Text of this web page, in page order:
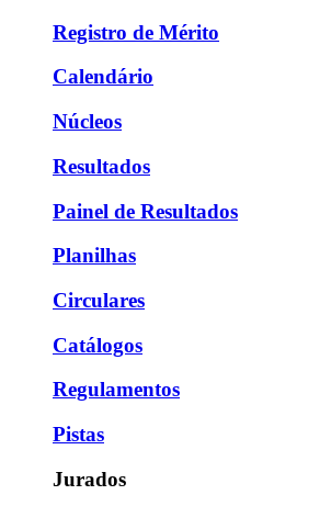
Registro de Mérito
Calendário
Núcleos
Resultados
Painel de Resultados
Planilhas
Circulares
Catálogos
Regulamentos
Pistas
Jurados